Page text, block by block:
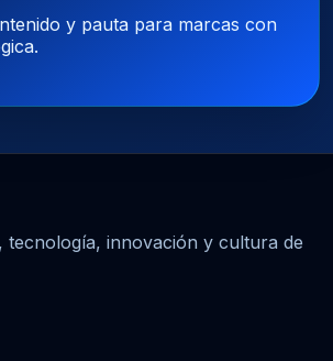
y pauta para marcas con
tecnología, innovación y cultura de